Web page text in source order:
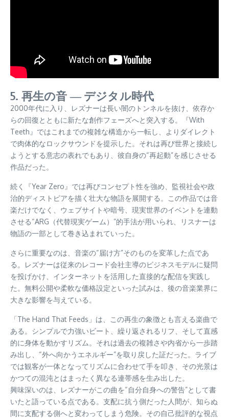
5. 再生の音 ― デジタル時代
2000年代に入り、レズナーは長い闇のトンネルを抜け、依存か
らの回復とともに新たな創作フェーズへと突入する。『With
Teeth』ではこれまでの複雑な構造から一転し、よりダイレクト
で肉体的なロックサウンドを提示した。それは再び世界と接続し
ようとする意志の表れでもあり、彼自身の“再起動”を感じさせる
作品だった。
続く『Year Zero』では再びコンセプト性を強め、監視社会や政
治的ディストピアを描く壮大な物語を展開する。この作品では音
楽だけでなく、ウェブサイトや暗号、現実世界のイベントを連動
させる“ARG（代替現実ゲーム）”的手法が用いられ、リスナーは
物語の一部として巻き込まれていった。
さらに重要なのは、音楽の“届け方”そのものを変革した点であ
る。レズナーは従来のレコード会社主導のビジネスモデルに疑問
を投げかけ、インターネットを活用した直接的な配信を実践し
た。無料公開や柔軟な価格設定といった試みは、後の音楽業界に
大きな影響を与えている。
「The Hand That Feeds」は、この再生の象徴とも言える楽曲で
ある。シンプルで力強いビート、繰り返されるリフ、そして直感
的に身体を動かすリズム。それは過去の複雑さや内省から一歩踏
み出し、“外へ向かうエネルギー”を取り戻した証だった。ライブ
では観客が一体となってリズムに合わせて手を叩き、その光景は
かつての混沌とはまったく異なる連帯感を生み出した。
興味深いのは、レズナーがこの曲を“自分自身への警告”として書
いたと語っている点である。支配に抗う側だった人間が、知らぬ
間に支配する側へと変わってしまう危険。その自己批評的な視点